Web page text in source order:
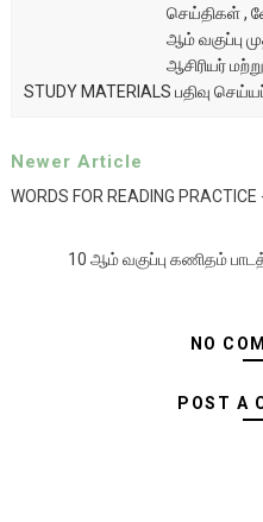
செய்திகள் ,
ஆம் வகுப்பு
ஆசிரியர்
STUDY MATERIALS பதிவு
Newer Article
WORDS FOR READING
10 ஆம் வகுப்பு கணிதம்
NO
POST A